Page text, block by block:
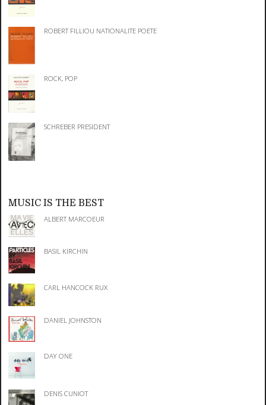
ROBERT FILLIOU NATIONALITE POETE
ROCK, POP
SCHREBER PRESIDENT
MUSIC IS THE BEST
ALBERT MARCOEUR
BASIL KIRCHIN
CARL HANCOCK RUX
DANIEL JOHNSTON
DAY ONE
DENIS CUNIOT